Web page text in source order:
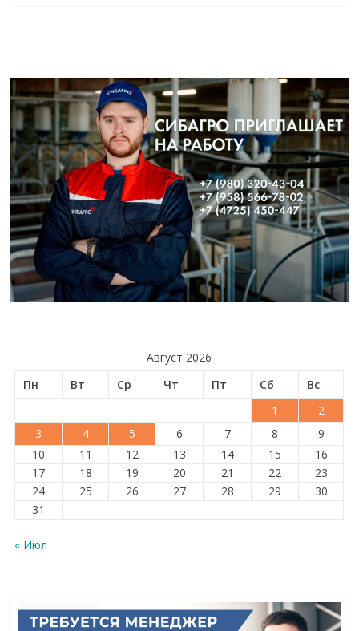
Август 2026
Пн
Вт Ср Чт Пт Сб
Вс
1
2
3
4 5 6 7 8
9
10
11 12 13 14 15
16
17
18 19 20 21 22
23
24
25 26 27 28 29
30
31
« Июл